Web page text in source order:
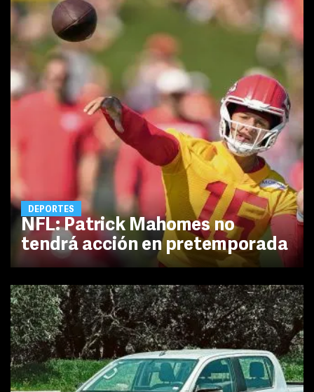
DEPORTES
NFL: Patrick Mahomes no
tendrá acción en pretemporada